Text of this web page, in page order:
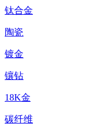
钛合金
陶瓷
镀金
镶钻
18K金
碳纤维